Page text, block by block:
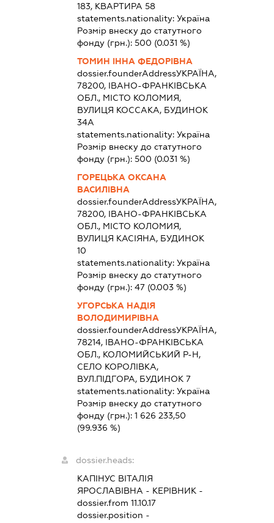
183, КВАРТИРА 58
statements.nationality:Україна
Розмір внеску до статутного
фонду (грн.):500 (0.031 %)
ТОМИН ІННА ФЕДОРІВНА
dossier.founderAddressУКРАЇНА,
78200, ІВАНО-ФРАНКІВСЬКА
ОБЛ., МІСТО КОЛОМИЯ,
ВУЛИЦЯ КОССАКА, БУДИНОК
34А
statements.nationality:Україна
Розмір внеску до статутного
фонду (грн.):500 (0.031 %)
ГОРЕЦЬКА ОКСАНА
ВАСИЛІВНА
dossier.founderAddressУКРАЇНА,
78200, ІВАНО-ФРАНКІВСЬКА
ОБЛ., МІСТО КОЛОМИЯ,
ВУЛИЦЯ КАСІЯНА, БУДИНОК
10
statements.nationality:Україна
Розмір внеску до статутного
фонду (грн.):47 (0.003 %)
УГОРСЬКА НАДІЯ
ВОЛОДИМИРІВНА
dossier.founderAddressУКРАЇНА,
78214, ІВАНО-ФРАНКІВСЬКА
ОБЛ., КОЛОМИЙСЬКИЙ Р-Н,
СЕЛО КОРОЛІВКА,
ВУЛ.ПІДГОРА, БУДИНОК 7
statements.nationality:Україна
Розмір внеску до статутного
фонду (грн.):1 626 233,50
(99.936 %)
dossier.heads:
КАПІНУС ВІТАЛІЯ
ЯРОСЛАВІВНА - КЕРІВНИК -
dossier.from 11.10.17
dossier.position -